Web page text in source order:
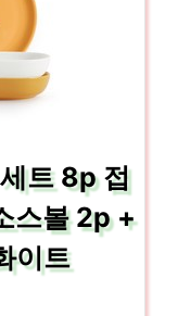
트 8p 접
스볼 2p +
이트